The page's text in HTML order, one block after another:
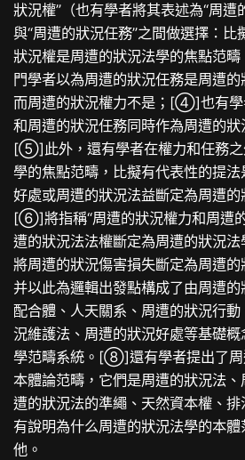
狀況權”（也有學者將其表述為“周遭
與“周遭的狀況任務”之間做選擇：比
狀況權是周遭的狀況法學的焦點范
門學者以為周遭的狀況任務是周遭的
而周遭的狀況權力不是；[④]也有學
和周遭的狀況任務同時作為周遭的狀
[⑤]此外，還有學者在權力和任務之
學的焦點范疇，比擬有代表性的提
好處或周遭的狀況法益斷定為周遭的
[⑥]將指稱“周遭的狀況權力和周遭
遭的狀況法法權斷定為周遭的狀況
將周遭的狀況傷害損失斷定為周遭的
并以此為邏輯出發點構成了由周遭
配合體、人天關系、周遭的狀況行
況維護法、周遭的狀況好處等基礎
學范疇系統。[⑧]還有學者提出了周
本體論范疇，它們是周遭的狀況法
遭的狀況法的準繩、天然資本權、
有說明為什么周遭的狀況法學的本
他。